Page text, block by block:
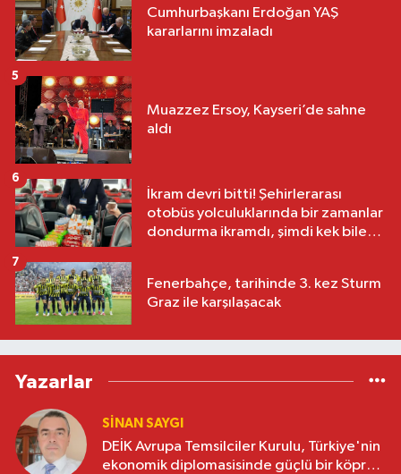
Cumhurbaşkanı Erdoğan YAŞ
kararlarını imzaladı
Muazzez Ersoy, Kayseri’de sahne
aldı
5
İkram devri bitti! Şehirlerarası
otobüs yolculuklarında bir zamanlar
dondurma ikramdı, şimdi kek bile
6
Fenerbahçe, tarihinde 3. kez Sturm
Graz ile karşılaşacak
7
Yazarlar
SINAN SAYGI
DEİK Avrupa Temsilciler Kurulu, Türkiye'nin
ekonomik diplomasisinde güçlü bir köprü